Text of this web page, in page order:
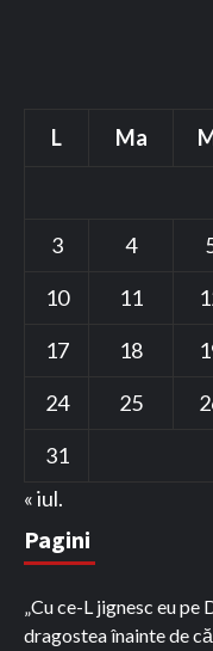
L Ma
3
4
10
11
17
18
24
25
31
« iul.
Pagini
„Cu ce-L jignesc eu pe
dragostea înainte de